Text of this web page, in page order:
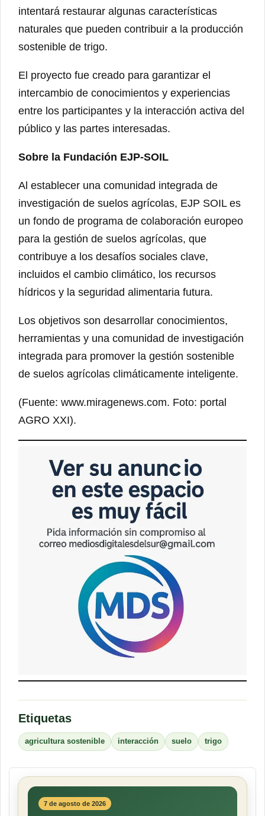
intentará restaurar algunas características
naturales que pueden contribuir a la producción
sostenible de trigo.
El proyecto fue creado para garantizar el
intercambio de conocimientos y experiencias
entre los participantes y la interacción activa del
público y las partes interesadas.
Sobre la Fundación EJP-SOIL
Al establecer una comunidad integrada de
investigación de suelos agrícolas, EJP SOIL es
un fondo de programa de colaboración europeo
para la gestión de suelos agrícolas, que
contribuye a los desafíos sociales clave,
incluidos el cambio climático, los recursos
hídricos y la seguridad alimentaria futura.
Los objetivos son desarrollar conocimientos,
herramientas y una comunidad de investigación
integrada para promover la gestión sostenible
de suelos agrícolas climáticamente inteligente.
(Fuente: www.miragenews.com. Foto: portal
AGRO XXI).
Etiquetas
agricultura sostenible interacción suelo trigo
7 de agosto de 2026